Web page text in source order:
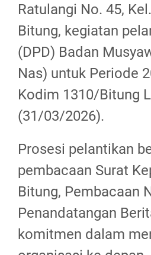
Ratulangi No. 45,
Bitung, kegiatan
(DPD) Badan
Nas) untuk Periode
Kodim 1310/Bitung
(31/03/2026).
Prosesi pelantikan
pembacaan Surat
Bitung, Pembacaan
Penandatangan
komitmen dalam